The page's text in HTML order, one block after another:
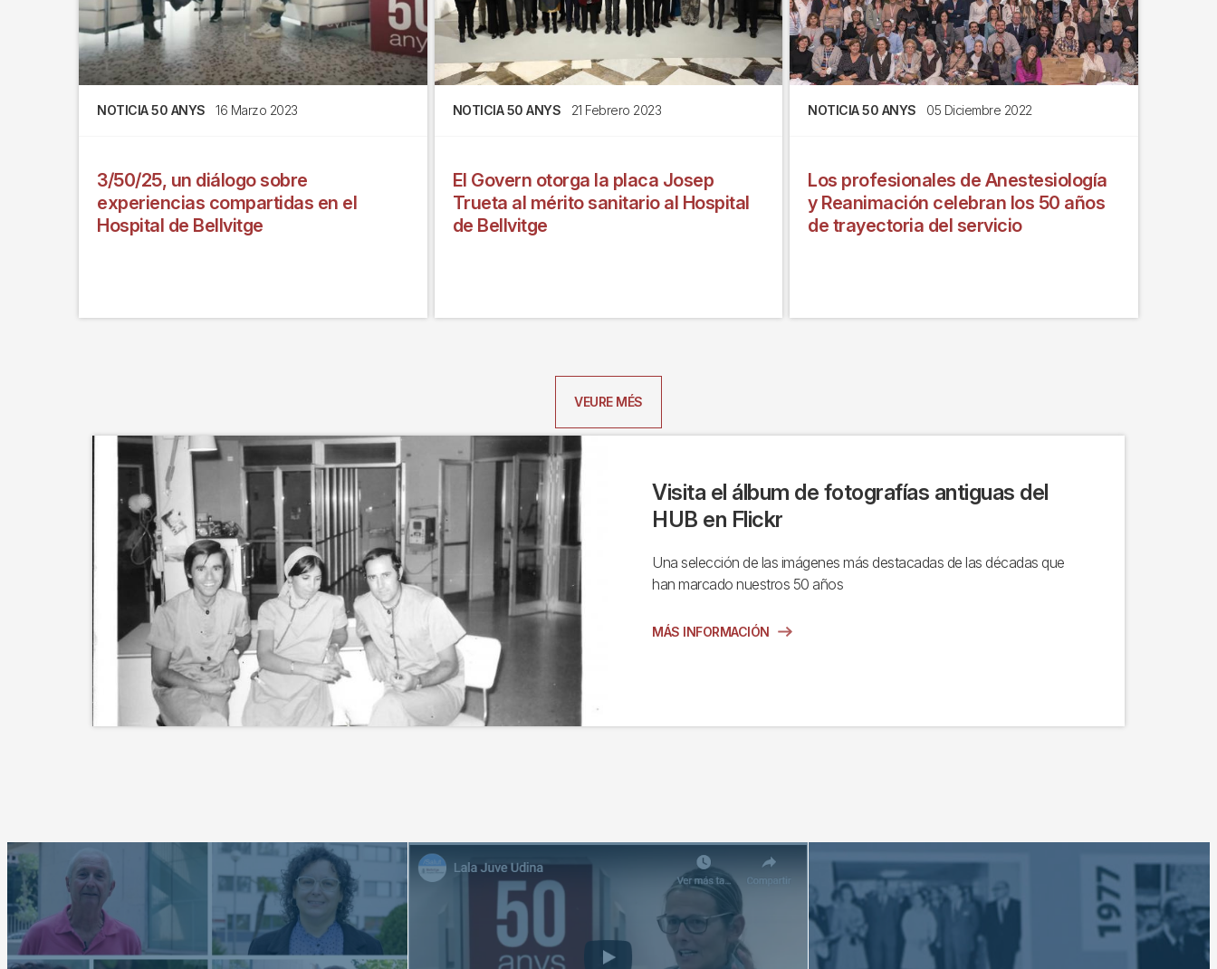
NOTICIA 50 ANYS 16 Marzo 2023
3/50/25, un diálogo sobre
experiencias compartidas en el
Hospital de Bellvitge
NOTICIA 50 ANYS 21 Febrero 2023
El Govern otorga la placa Josep
Trueta al mérito sanitario al Hospital
de Bellvitge
NOTICIA 50 ANYS 05 Diciembre 2022
Los profesionales de Anestesiología
y Reanimación celebran los 50 años
de trayectoria del servicio
VEURE MÉS
Visita el álbum de fotografías antiguas del
HUB en Flickr
Una selección de las imágenes más destacadas de las décadas que
han marcado nuestros 50 años
MÁS INFORMACIÓN